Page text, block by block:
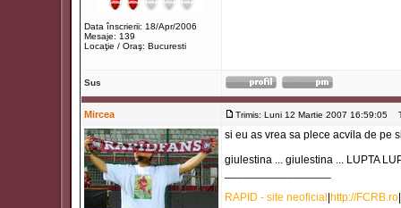
Data înscrierii: 18/Apr/2006
Mesaje: 139
Locaţie / Oraş: Bucuresti
Sus
Mircea Trimis: Luni 12 Martie 2007 16:59:05
si eu as vrea sa plece acvila de pe
giulestina ... giulestina ... LUPTA
RAPID - site neoficial http://FCRB.ro